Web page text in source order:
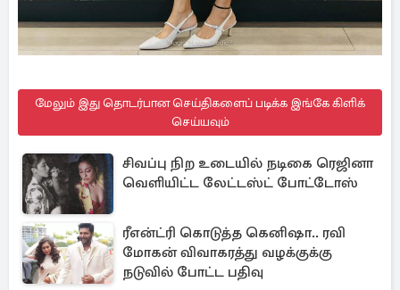
மேலும் இது தொடர்பான செய்திகளைப் படிக்க இங்கே கிளிக்
செய்யவும்
சிவப்பு நிற உடையில் நடிகை ரெஜினா
வெளியிட்ட லேட்டஸ்ட் போட்டோஸ்
ரீஎன்ட்ரி கொடுத்த கெனிஷா.. ரவி
மோகன் விவாகரத்து வழக்குக்கு
நடுவில் போட்ட பதிவு